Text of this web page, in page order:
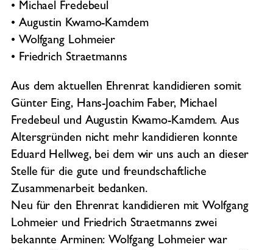
• Michael Fredebeul
• Augustin Kwamo-Kamdem
• Wolfgang Lohmeier
• Friedrich Straetmanns
Aus dem aktuellen Ehrenrat kandidieren somit
Günter Eing, Hans-Joachim Faber, Michael
Fredebeul und Augustin Kwamo-Kamdem. Aus
Altersgründen nicht mehr kandidieren konnte
Eduard Hellweg, bei dem wir uns auch an dieser
Stelle für die gute und freundschaftliche
Zusammenarbeit bedanken.
Neu für den Ehrenrat kandidieren mit Wolfgang
Lohmeier und Friedrich Straetmanns zwei
bekannte Arminen: Wolfgang Lohmeier war